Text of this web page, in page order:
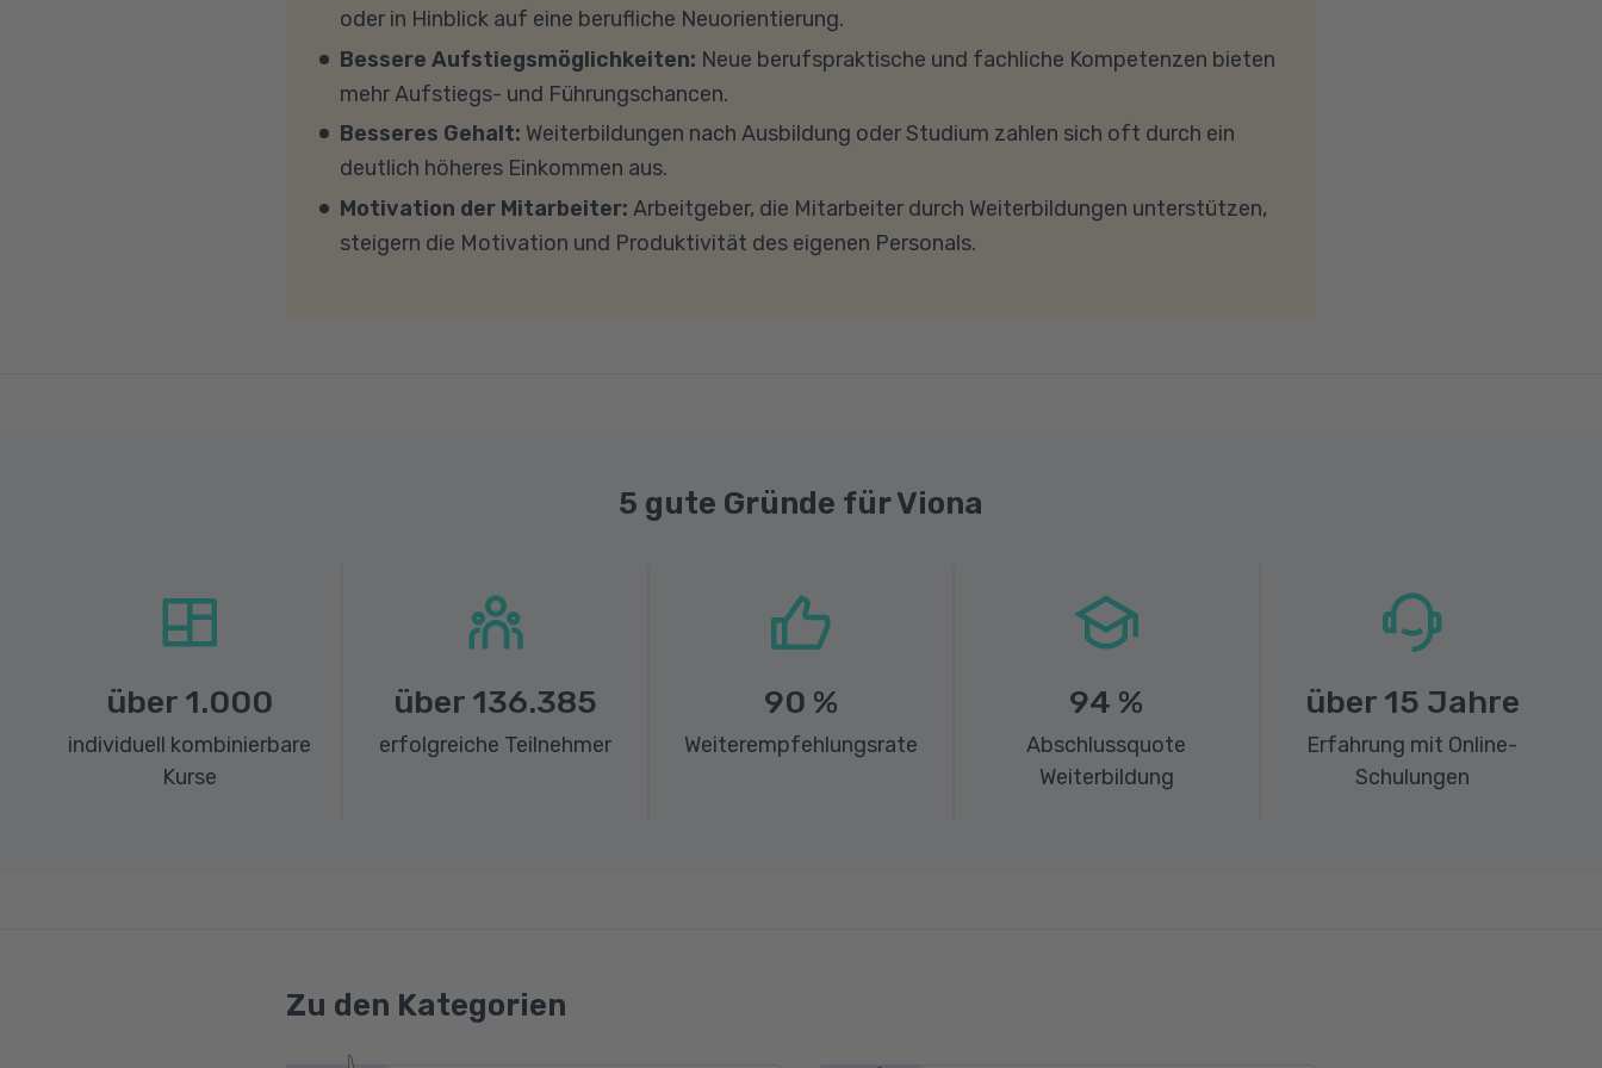
Windows 11, mindestens 8 GB Arbeitsspeicher (RAM) und einem aktuellen Mehrkern-Prozessor
(CPU). Der Unterricht findet in Microsoft Teams statt. Bitte achten Sie darauf, dass Ihre
Sicherheitsprogramme und -einstellungen (Anti-Viren-Programme, Firewalls etc.) die Verbindung
Übertragung eine gute Internetverbindung mit einer Download-Geschwindigkeit von mindestens 6
Fragen sprechen Sie uns gerne an.
oder in Hinblick auf eine berufliche Neuorientierung.
Bessere Aufstiegsmöglichkeiten: Neue berufspraktische und fachliche Kompetenzen bieten
mehr Aufstiegs- und Führungschancen.
Besseres Gehalt: Weiterbildungen nach Ausbildung oder Studium zahlen sich oft durch ein
deutlich höheres Einkommen aus.
Motivation der Mitarbeiter: Arbeitgeber, die Mitarbeiter durch Weiterbildungen unterstützen,
steigern die Motivation und Produktivität des eigenen Personals.
5 gute Gründe für Viona
über 1.000
individuell kombinierbare
Kurse
über 136.385
erfolgreiche Teilnehmer
90 %
Weiterempfehlungsrate
94 %
Abschlussquote
Weiterbildung
über 15 Jahre
Erfahrung mit Online-
Schulungen
Zu den Kategorien